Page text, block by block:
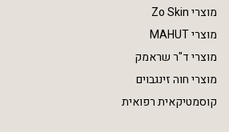
מוצרי Zo Skin
מוצרי MAHUT
מוצרי ד"ר שראמק
מוצרי חוה זינגבוים
קוסמטיקאית רפואית